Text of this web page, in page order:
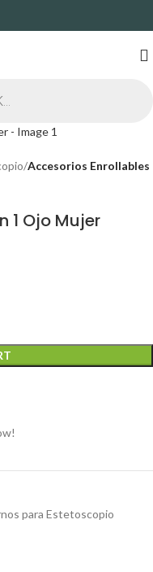
Accesorios Enrollables
1 Ojo Mujer
para Estetoscopio